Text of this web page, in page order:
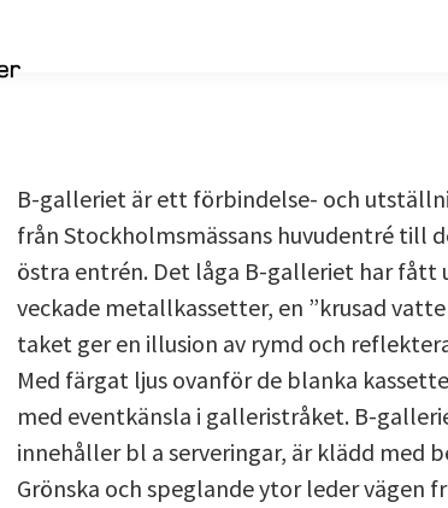
B-galleriet är ett förbindelse- och
från Stockholmsmässans huvudentré till
östra entrén. Det låga B-galleriet har fått
veckade metallkassetter, en ”krusad
taket ger en illusion av rymd och
Med färgat ljus ovanför de blanka
med eventkänsla i galleristråket. B-
innehåller bl a serveringar, är klädd med
Grönska och speglande ytor leder vägen